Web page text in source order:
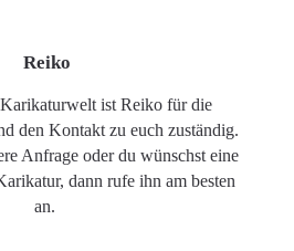
Reiko
ist Reiko für die
den Kontakt zu euch zuständig.
Anfrage oder du wünschst eine
dann rufe ihn am besten
an.